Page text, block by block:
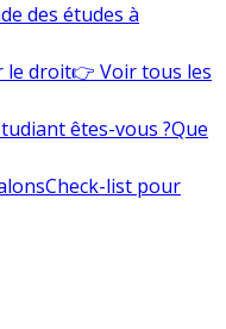
des études à
le droit👉 Voir tous les
êtes-vous ?Que
Check-list pour